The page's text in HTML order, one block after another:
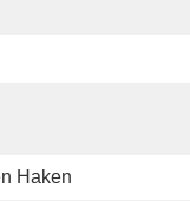
Haken